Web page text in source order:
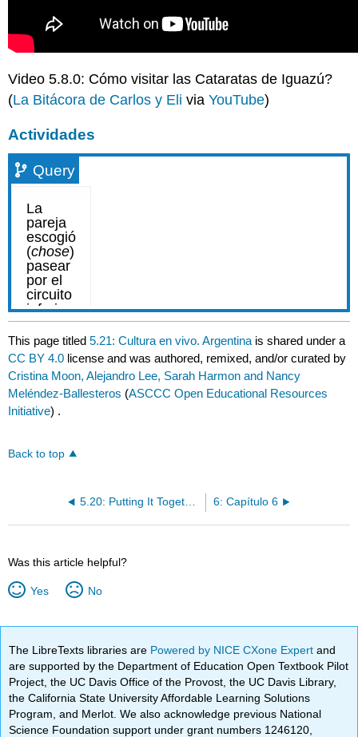
Video 5.8.0: Cómo visitar las Cataratas de Iguazú?
(La Bitácora de Carlos y EliviaYouTube)
Actividades
Query
This page titled5.21: Cultura en vivo. Argentina is shared under a
CC BY 4.0 license and was authored, remixed, and/or curated by
Cristina Moon, Alejandro Lee, Sarah Harmon and Nancy
Meléndez-Ballesteros (ASCCC Open Educational Resources
Initiative) .
Back to top
5.20: Putting It Together- Mente sana en cuerpo sano 6: Capítulo 6
Was this article helpful?
Yes No
The LibreTexts libraries are Powered by NICE CXone Expertand
are supported by the Department of Education Open Textbook Pilot
Project, the UC Davis Office of the Provost, the UC Davis Library,
the California State University Affordable Learning Solutions
Program, and Merlot. We also acknowledge previous National
Science Foundation support under grant numbers 1246120,